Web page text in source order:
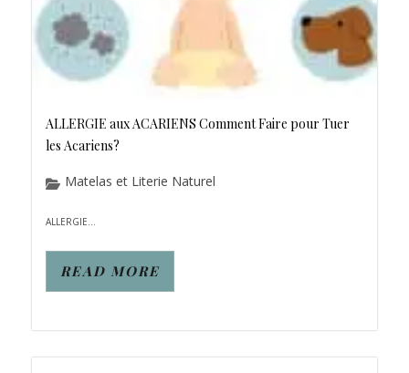
ALLERGIE aux ACARIENS Comment Faire pour Tuer
les Acariens?
Matelas et Literie Naturel
ALLERGIE...
READ MORE